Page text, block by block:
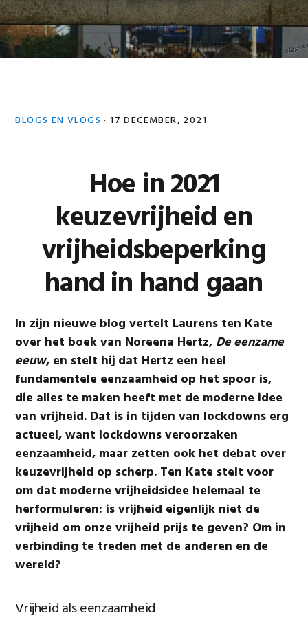
BLOGS EN VLOGS · 17 DECEMBER, 2021
Hoe in 2021
keuzevrijheid en
vrijheidsbeperking
hand in hand gaan
In zijn nieuwe blog vertelt Laurens ten Kate
over het boek van Noreena Hertz, De eenzame
eeuw, en stelt hij dat Hertz een heel
fundamentele eenzaamheid op het spoor is,
die alles te maken heeft met de moderne idee
van vrijheid. Dat is in tijden van lockdowns erg
actueel, want lockdowns veroorzaken
eenzaamheid, maar zetten ook het debat over
keuzevrijheid op scherp. Ten Kate stelt voor
om dat moderne vrijheidsidee helemaal te
herformuleren: is vrijheid eigenlijk niet de
vrijheid om onze vrijheid prijs te geven? Om in
verbinding te treden met de anderen en de
wereld?
Vrijheid als eenzaamheid